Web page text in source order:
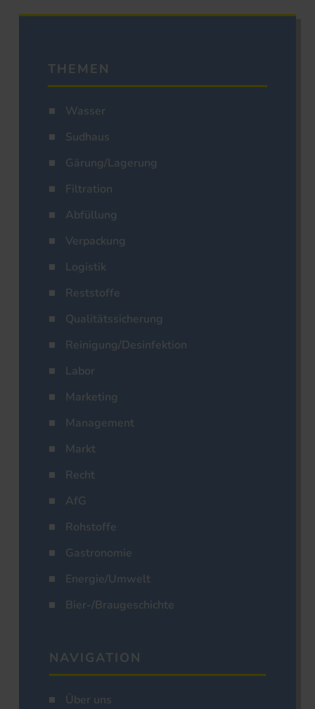
THEMEN
Wasser
Sudhaus
Gärung/Lagerung
Filtration
Abfüllung
Verpackung
Logistik
Reststoffe
Qualitätssicherung
Reinigung/Desinfektion
Labor
Marketing
Management
Markt
Recht
AfG
Rohstoffe
Gastronomie
Energie/Umwelt
Bier-/Braugeschichte
NAVIGATION
Über uns